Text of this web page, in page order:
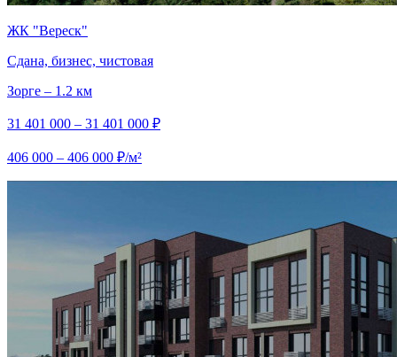
ЖК "Вереск"
Сдана, бизнес, чистовая
Зорге – 1.2 км
31 401 000 – 31 401 000 ₽
406 000 – 406 000 ₽/м²